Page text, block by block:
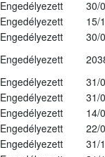
Engedélyezett
30/
Engedélyezett
15/
Engedélyezett
30/
Engedélyezett
Engedélyezett
31/
Engedélyezett
31/
Engedélyezett
14/
Engedélyezett
22/
Engedélyezett
31/